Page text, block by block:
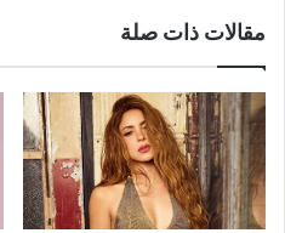
مقالات ذات صلة